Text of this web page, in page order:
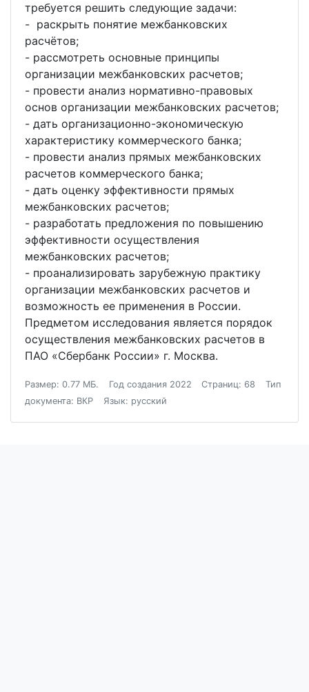
требуется решить следующие задачи:
- раскрыть понятие межбанковских
расчётов;
- рассмотреть основные принципы
организации межбанковских расчетов;
- провести анализ нормативно-правовых
основ организации межбанковских расчетов;
- дать организационно-экономическую
характеристику коммерческого банка;
- провести анализ прямых межбанковских
расчетов коммерческого банка;
- дать оценку эффективности прямых
межбанковских расчетов;
- разработать предложения по повышению
эффективности осуществления
межбанковских расчетов;
- проанализировать зарубежную практику
организации межбанковских расчетов и
возможность ее применения в России.
Предметом исследования является порядок
осуществления межбанковских расчетов в
ПАО «Сбербанк России» г. Москва.
Размер: 0.77 МБ. Год создания 2022 Страниц: 68
Тип
документа: ВКР
Язык: русский